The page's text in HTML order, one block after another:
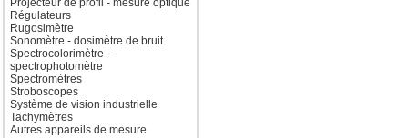
Projecteur de profil - mesure optique
Régulateurs
Rugosimètre
Sonomètre - dosimètre de bruit
Spectrocolorimètre -
spectrophotomètre
Spectromètres
Stroboscopes
Système de vision industrielle
Tachymètres
Autres appareils de mesure